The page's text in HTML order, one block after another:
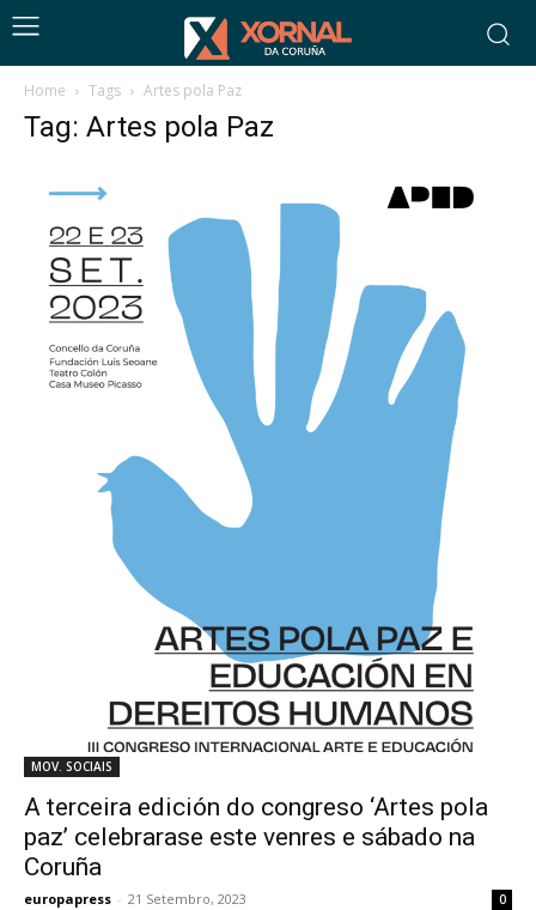
Home Tags Artes pola Paz
Tag: Artes pola Paz
MOV. SOCIAIS
A terceira edición do congreso ‘Artes pola
paz’ celebrarase este venres e sábado na
Coruña
europapress - 21 Setembro, 2023 0